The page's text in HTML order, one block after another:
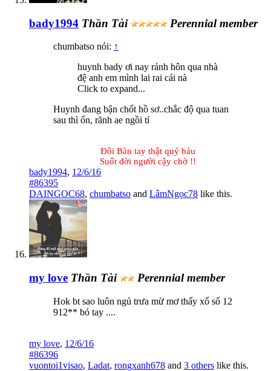
bady1994 Thần Tài Perennial member
chumbatso nói: ↑
huynh bady ơi nay rảnh hôn qua nhà
đệ anh em mình lai rai cái nà
Click to expand...
Huynh đang bận chốt hồ sơ..chắc độ qua tuan
sau thì ổn, rãnh ae ngồi tí
Đôi Bàn tay thật quý báu
Suốt đời người cậy chờ !!​
bady1994, 12/6/16
#86395
DAINGOC68, chumbatso and LâmNgọc78 like this.
my love Thần Tài Perennial member
Hok bt sao luôn ngủ trưa mừ mơ thấy xổ số 12
912** bó tay ....
my love, 12/6/16
#86396
vuontoi1visao, Ladat, rongxanh678 and 3 others like this.